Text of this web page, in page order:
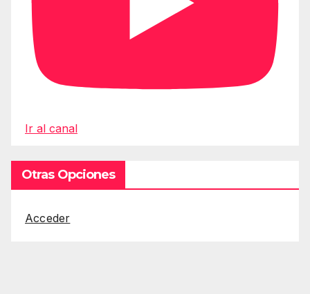
Ir al canal
Otras Opciones
Acceder